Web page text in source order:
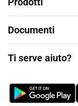
Documenti
Ti serve aiuto?